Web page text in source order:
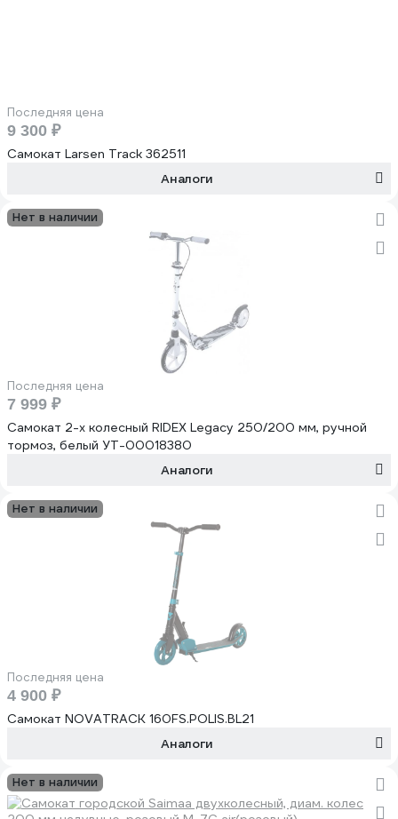
Последняя цена
9 300 ₽
Самокат Larsen Track 362511
Аналоги
Нет в наличии
Последняя цена
7 999 ₽
Самокат 2-х колесный RIDEX Legacy 250/200 мм, ручной
тормоз, белый УТ-00018380
Аналоги
Нет в наличии
Последняя цена
4 900 ₽
Самокат NOVATRACK 160FS.POLIS.BL21
Аналоги
Нет в наличии